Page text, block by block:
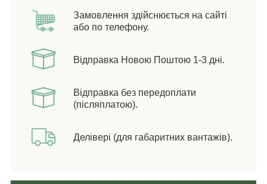
Замовлення здійснюється на сайті
або по телефону.
Відправка Новою Поштою 1-3 дні.
Відправка без передоплати
(післяплатою).
Делівері (для габаритних вантажів).